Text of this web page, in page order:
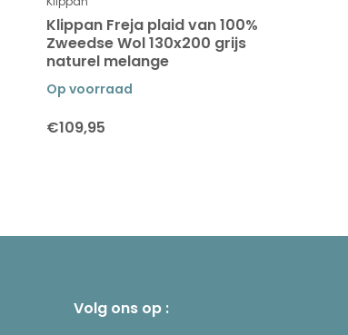
Klippan Freja plaid van 100%
Zweedse Wol 130x200 grijs
naturel melange
Op voorraad
€109,95
Volg ons op :